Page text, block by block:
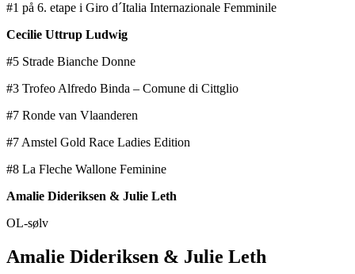
#1 på 6. etape i Giro d´Italia Internazionale Femminile
Cecilie Uttrup Ludwig
#5 Strade Bianche Donne
#3 Trofeo Alfredo Binda – Comune di Cittglio
#7 Ronde van Vlaanderen
#7 Amstel Gold Race Ladies Edition
#8 La Fleche Wallone Feminine
Amalie Dideriksen & Julie Leth
OL-sølv
Amalie Dideriksen & Julie Leth